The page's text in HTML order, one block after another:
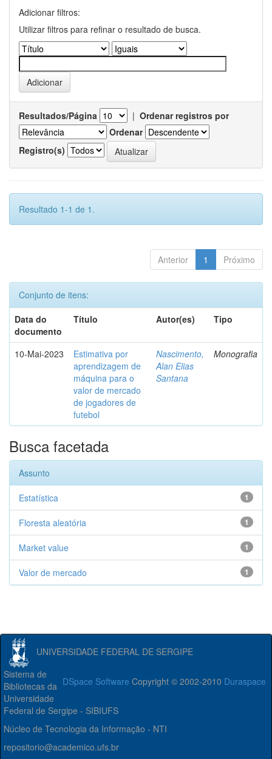
Adicionar filtros:
Utilizar filtros para refinar o resultado de busca.
Resultados/Página | Ordenar registros por
Ordenar
Registro(s)
Resultado 1-1 de 1.
Anterior 1 Próximo
Conjunto de itens:
Data do
documento
Título Autor(es) Tipo
10-Mai-2023
Estimativa por
aprendizagem de
máquina para o
valor de mercado
de jogadores de
futebol
Nascimento,
Alan Elias
Santana
Monografia
Busca facetada
Assunto
1
Estatística
1
Floresta aleatória
1
Market value
1
Valor de mercado
UNIVERSIDADE FEDERAL DE SERGIPE
DSpace Software Copyright © 2002-2010 Duraspace
Sistema de
Bibliotecas da
Universidade
Federal de Sergipe - SIBIUFS
Núcleo de Tecnologia da Informação - NTI
repositorio@academico.ufs.br